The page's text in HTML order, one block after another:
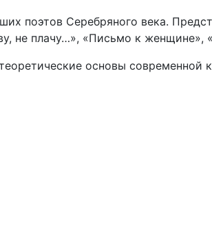
поэтов Серебряного века.
не плачу…», «Письмо к
основы современной